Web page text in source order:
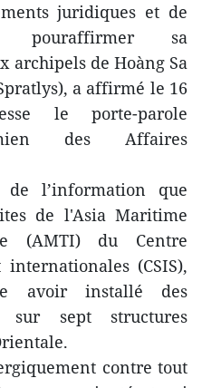
juridiques et de
pouraffirmer sa
archipels de Hoàng Sa
a affirmé le 16
le porte-parole
des Affaires
de l’information que
de l'Asia Maritime
(AMTI) du Centre
(CSIS),
avoir installé d​​es
sur sept structures
contre tout